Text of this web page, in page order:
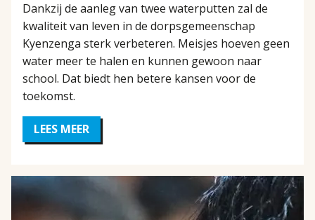
Dankzij de aanleg van twee waterputten zal de
kwaliteit van leven in de dorpsgemeenschap
Kyenzenga sterk verbeteren. Meisjes hoeven geen
water meer te halen en kunnen gewoon naar
school. Dat biedt hen betere kansen voor de
toekomst.
LEES MEER
TOEGANG
SCHOON
DRINKWATER
VERANDERT